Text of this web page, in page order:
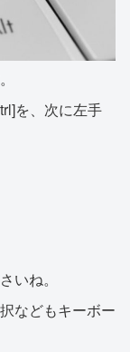
を、次に左手
いね。
などもキーボー